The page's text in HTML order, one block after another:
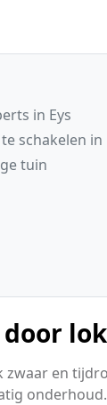
in Eys
schakelen in
tuin
en